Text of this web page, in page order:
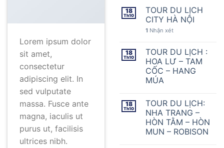
Lorem ipsum dolor
sit amet,
consectetur
adipiscing elit. In
sed vulputate
massa. Fusce ante
magna, iaculis ut
purus ut, facilisis
ultrices nibh.
18
Th10
TOUR DU LỊCH
CITY HÀ NỘI
1 Nhận xét
18
Th10
TOUR DU LỊCH :
HOA LƯ – TAM
CỐC – HANG
MÚA
18
Th10
TOUR DU LỊCH:
NHA TRANG –
HÒN TẰM – HÒN
MUN – ROBISON